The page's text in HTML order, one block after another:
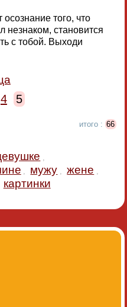
того, что
незнаком, становится
с тобой. Выходи
4 5
итого : 66
мужу жене
картинки